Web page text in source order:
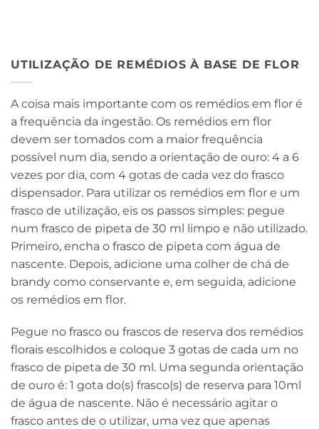
UTILIZAÇÃO DE REMÉDIOS À BASE DE FLOR
A coisa mais importante com os remédios em flor é
a frequência da ingestão. Os remédios em flor
devem ser tomados com a maior frequência
possível num dia, sendo a orientação de ouro: 4 a 6
vezes por dia, com 4 gotas de cada vez do frasco
dispensador. Para utilizar os remédios em flor e um
frasco de utilização, eis os passos simples: pegue
num frasco de pipeta de 30 ml limpo e não utilizado.
Primeiro, encha o frasco de pipeta com água de
nascente. Depois, adicione uma colher de chá de
brandy como conservante e, em seguida, adicione
os remédios em flor.
Pegue no frasco ou frascos de reserva dos remédios
florais escolhidos e coloque 3 gotas de cada um no
frasco de pipeta de 30 ml. Uma segunda orientação
de ouro é: 1 gota do(s) frasco(s) de reserva para 10ml
de água de nascente. Não é necessário agitar o
frasco antes de o utilizar, uma vez que apenas